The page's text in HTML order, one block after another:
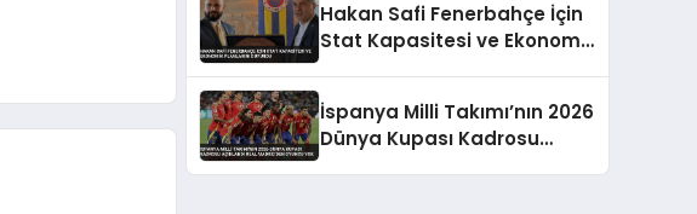
Hakan Safi Fenerbahçe İçin
Stat Kapasitesi ve Ekonomik
İspanya Milli Takımı’nın 2026
Dünya Kupası Kadrosu